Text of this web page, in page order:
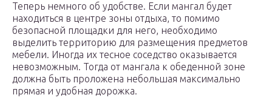
Теперь немного об удобстве. Если мангал будет
находиться в центре зоны отдыха, то помимо
безопасной площадки для него, необходимо
выделить территорию для размещения предметов
мебели. Иногда их тесное соседство оказывается
невозможным. Тогда от мангала к обеденной зоне
должна быть проложена небольшая максимально
прямая и удобная дорожка.